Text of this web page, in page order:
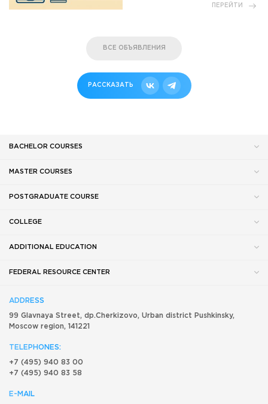
ПЕРЕЙТИ
ВСЕ ОБЪЯВЛЕНИЯ
РАССКАЗАТЬ
BACHELOR COURSES
MASTER COURSES
POSTGRADUATE COURSE
COLLEGE
ADDITIONAL EDUCATION
FEDERAL RESOURCE CENTER
ADDRESS
99 Glavnaya Street, dp.Cherkizovo, Urban district Pushkinsky,
Moscow region, 141221
TELEPHONES:
+7 (495) 940 83 00
+7 (495) 940 83 58
E-MAIL